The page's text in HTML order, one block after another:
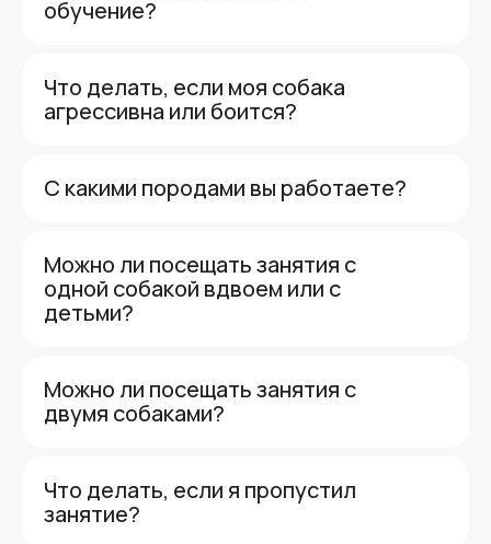
обучение?
Что делать, если моя собака
агрессивна или боится?
С какими породами вы работаете?
Можно ли посещать занятия с
одной собакой вдвоем или с
детьми?
Можно ли посещать занятия с
двумя собаками?
Что делать, если я пропустил
занятие?